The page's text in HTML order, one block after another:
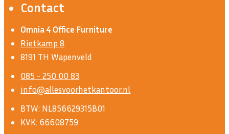
Contact
Omnia 4 Office Furniture
Rietkamp 8
8191 TH Wapenveld
085 - 250 00 83
info@allesvoorhetkantoor.nl
BTW: NL856629315B01
KVK: 66608759